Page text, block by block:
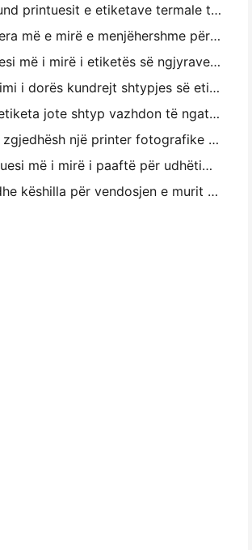
A mund printuesit e etiketave termale të bëjnë etiketa pa ujë për prodhimet e biznesit të vogël?
Kamera më e mirë e menjëhershme për filluesit që nuk duan t ë humbin letër
Krijuesi më i mirë i etiketës së ngjyrave për përditësimin dhe shkrimin: Shto më shumë ngjyrë në çdo faqe
Shkrimi i dorës kundrejt shtypjes së etiketave të transportit: Këshilla për bizneset e vogla në vitin 2026
Pse etiketa jote shtyp vazhdon të ngatërrohet?
Si të zgjedhësh një printer fotografike të paketës: Një udhërrëfyes i plotë për përdoruesit e gazetave, udhëtimit dhe iPhone
Printuesi më i mirë i paaftë për udhëtimin, shkollën dhe punën e lëvizshme: Hanin MT620 Pro Review
Ide dhe këshilla për vendosjen e murit me foto të vogla për dekorimin e dhomës së gjumit dhe konviktit